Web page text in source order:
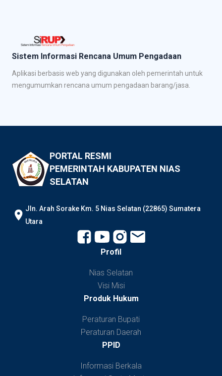
Sistem Informasi Rencana Umum Pengadaan
Aplikasi berbasis web yang digunakan oleh pemerintah untuk
mengumumkan rencana umum pengadaan barang/jasa.
PORTAL RESMI
PEMERINTAH KABUPATEN NIAS
SELATAN
JIn. Arah Sorake Km. 5 Nias Selatan (22865) Sumatera
Utara
Profil
Nias Selatan
Visi Misi
Produk Hukum
Peraturan Bupati
Peraturan Daerah
PPID
Informasi Berkala